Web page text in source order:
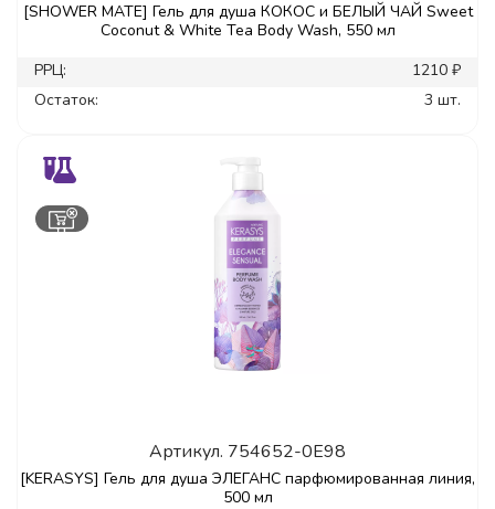
[SHOWER MATE] Гель для душа КОКОС и БЕЛЫЙ ЧАЙ Sweet
Coconut & White Tea Body Wash, 550 мл
РРЦ:
1210 ₽
Остаток:
3 шт.
Артикул. 754652-0E98
[KERASYS] Гель для душа ЭЛЕГАНС парфюмированная линия,
500 мл